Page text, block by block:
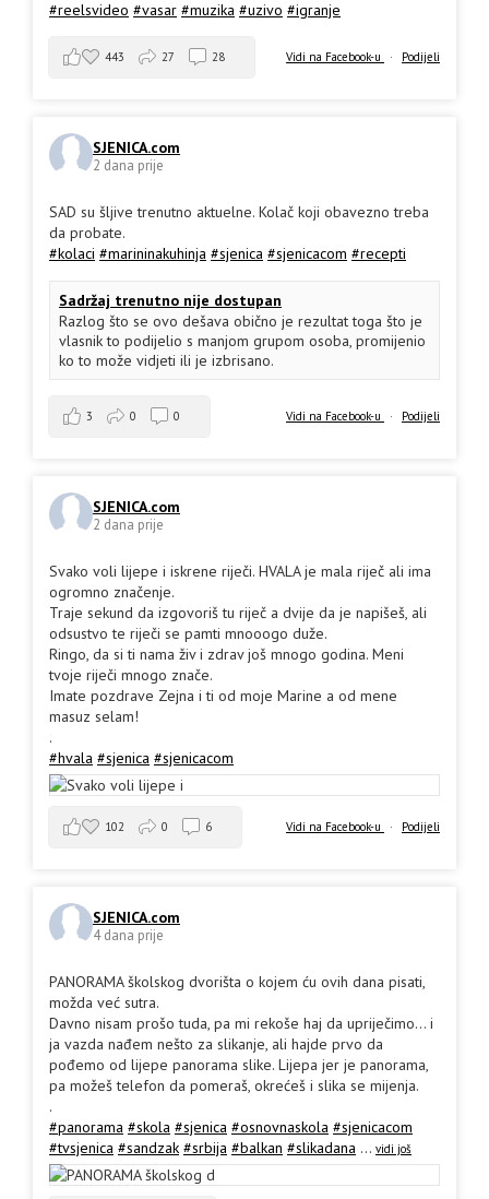
#reelsvideo #vasar #muzika #uzivo #igranje
Vidi na Facebook-u · Podijeli
443 27 28
SJENICA.com
2 dana prije
SAD su šljive trenutno aktuelne. Kolač koji obavezno treba
da probate.
#kolaci #marininakuhinja #sjenica #sjenicacom #recepti
Sadržaj trenutno nije dostupan
Razlog što se ovo dešava obično je rezultat toga što je
vlasnik to podijelio s manjom grupom osoba, promijenio
ko to može vidjeti ili je izbrisano.
Vidi na Facebook-u · Podijeli
3 0 0
SJENICA.com
2 dana prije
Svako voli lijepe i iskrene riječi. HVALA je mala riječ ali ima
ogromno značenje.
Traje sekund da izgovoriš tu riječ a dvije da je napišeš, ali
odsustvo te riječi se pamti mnooogo duže.
Ringo, da si ti nama živ i zdrav još mnogo godina. Meni
tvoje riječi mnogo znače.
Imate pozdrave Zejna i ti od moje Marine a od mene
masuz selam!
.
#hvala #sjenica #sjenicacom
Vidi na Facebook-u · Podijeli
102 0 6
SJENICA.com
4 dana prije
PANORAMA školskog dvorišta o kojem ću ovih dana pisati,
možda već sutra.
Davno nisam prošo tuda, pa mi rekoše haj da upriječimo... i
ja vazda nađem nešto za slikanje, ali hajde prvo da
pođemo od lijepe panorama slike. Lijepa jer je panorama,
pa možeš telefon da pomeraš, okrećeš i slika se mijenja.
.
#panorama #skola #sjenica #osnovnaskola #sjenicacom
#tvsjenica #sandzak #srbija #balkan #slikadana ... vidi još